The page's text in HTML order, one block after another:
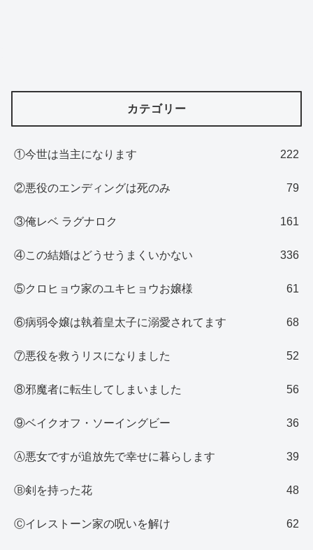
カテゴリー
①今世は当主になります 222
②悪役のエンディングは死のみ 79
③俺レベ ラグナロク 161
④この結婚はどうせうまくいかない 336
⑤クロヒョウ家のユキヒョウお嬢様 61
⑥病弱令嬢は執着皇太子に溺愛されてます 68
⑦悪役を救うリスになりました 52
⑧邪魔者に転生してしまいました 56
⑨ベイクオフ・ソーイングビー 36
Ⓐ悪女ですが追放先で幸せに暮らします 39
Ⓑ剣を持った花 48
Ⓒイレストーン家の呪いを解け 62